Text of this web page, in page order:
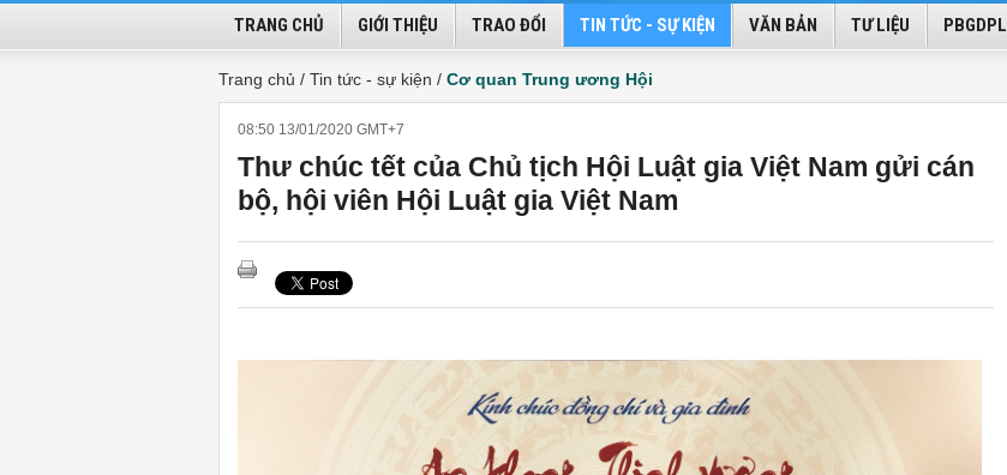
TRANG CHỦ GIỚI THIỆU TRAO ĐỔI TIN TỨC - SỰ KIỆN VĂN BẢN TƯ LIỆU PBGDPL
Trang chủ / Tin tức - sự kiện / Cơ quan Trung ương Hội
08:50 13/01/2020 GMT+7
Thư chúc tết của Chủ tịch Hội Luật gia Việt Nam gửi cán
bộ, hội viên Hội Luật gia Việt Nam